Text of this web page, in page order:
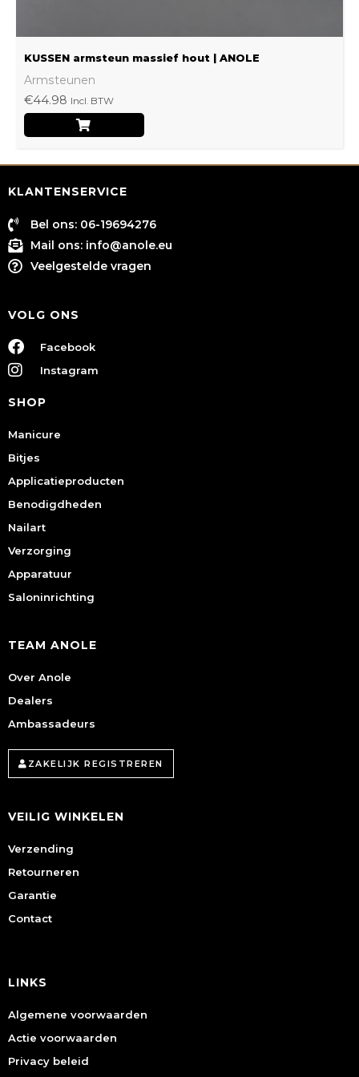
KUSSEN armsteun massief hout | ANOLE
Armsteunen
€44.98 Incl. BTW
KLANTENSERVICE
Bel ons: 06-19694276
Mail ons: info@anole.eu
Veelgestelde vragen
VOLG ONS
Facebook
Instagram
SHOP
Manicure
Bitjes
Applicatieproducten
Benodigdheden
Nailart
Verzorging
Apparatuur
Saloninrichting
TEAM ANOLE
Over Anole
Dealers
Ambassadeurs
ZAKELIJK REGISTREREN
VEILIG WINKELEN
Verzending
Retourneren
Garantie
Contact
LINKS
Algemene voorwaarden
Actie voorwaarden
Privacy beleid